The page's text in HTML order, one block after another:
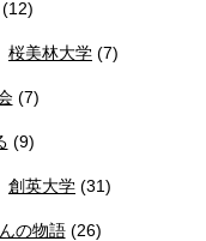
(12)
桜美林大学 (7)
(7)
(9)
創英大学 (31)
の物語(26)